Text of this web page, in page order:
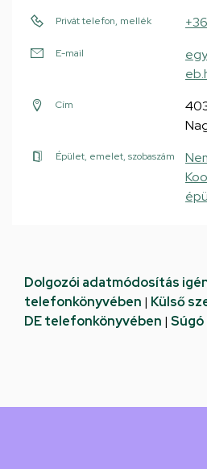
Privát telefon, mellék
E-mail
Cím
Épület, emelet, szobaszám
Dolgozói adatmódosítás
telefonkönyvében | Külső
DE telefonkönyvében | Súgó